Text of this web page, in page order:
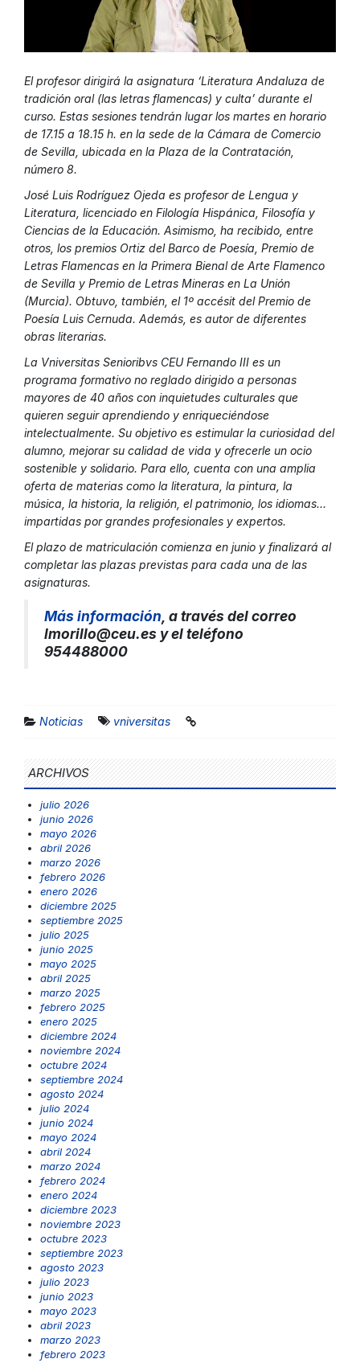
El profesor dirigirá la asignatura ‘Literatura Andaluza de
tradición oral (las letras flamencas) y culta’ durante el
curso. Estas sesiones tendrán lugar los martes en horario
de 17.15 a 18.15 h. en la sede de la Cámara de Comercio
de Sevilla, ubicada en la Plaza de la Contratación,
número 8.
José Luis Rodríguez Ojeda es profesor de Lengua y
Literatura, licenciado en Filología Hispánica, Filosofía y
Ciencias de la Educación. Asimismo, ha recibido, entre
otros, los premios Ortiz del Barco de Poesía, Premio de
Letras Flamencas en la Primera Bienal de Arte Flamenco
de Sevilla y Premio de Letras Mineras en La Unión
(Murcia). Obtuvo, también, el 1º accésit del Premio de
Poesía Luis Cernuda. Además, es autor de diferentes
obras literarias.
La Vniversitas Senioribvs CEU Fernando III es un
programa formativo no reglado dirigido a personas
mayores de 40 años con inquietudes culturales que
quieren seguir aprendiendo y enriqueciéndose
intelectualmente. Su objetivo es estimular la curiosidad del
alumno, mejorar su calidad de vida y ofrecerle un ocio
sostenible y solidario. Para ello, cuenta con una amplia
oferta de materias como la literatura, la pintura, la
música, la historia, la religión, el patrimonio, los idiomas…
impartidas por grandes profesionales y expertos.
El plazo de matriculación comienza en junio y finalizará al
completar las plazas previstas para cada una de las
asignaturas.
Más información , a través del correo
lmorillo@ceu.es y el teléfono
954488000
Noticias vniversitas
ARCHIVOS
julio 2026
junio 2026
mayo 2026
abril 2026
marzo 2026
febrero 2026
enero 2026
diciembre 2025
septiembre 2025
julio 2025
junio 2025
mayo 2025
abril 2025
marzo 2025
febrero 2025
enero 2025
diciembre 2024
noviembre 2024
octubre 2024
septiembre 2024
agosto 2024
julio 2024
junio 2024
mayo 2024
abril 2024
marzo 2024
febrero 2024
enero 2024
diciembre 2023
noviembre 2023
octubre 2023
septiembre 2023
agosto 2023
julio 2023
junio 2023
mayo 2023
abril 2023
marzo 2023
febrero 2023